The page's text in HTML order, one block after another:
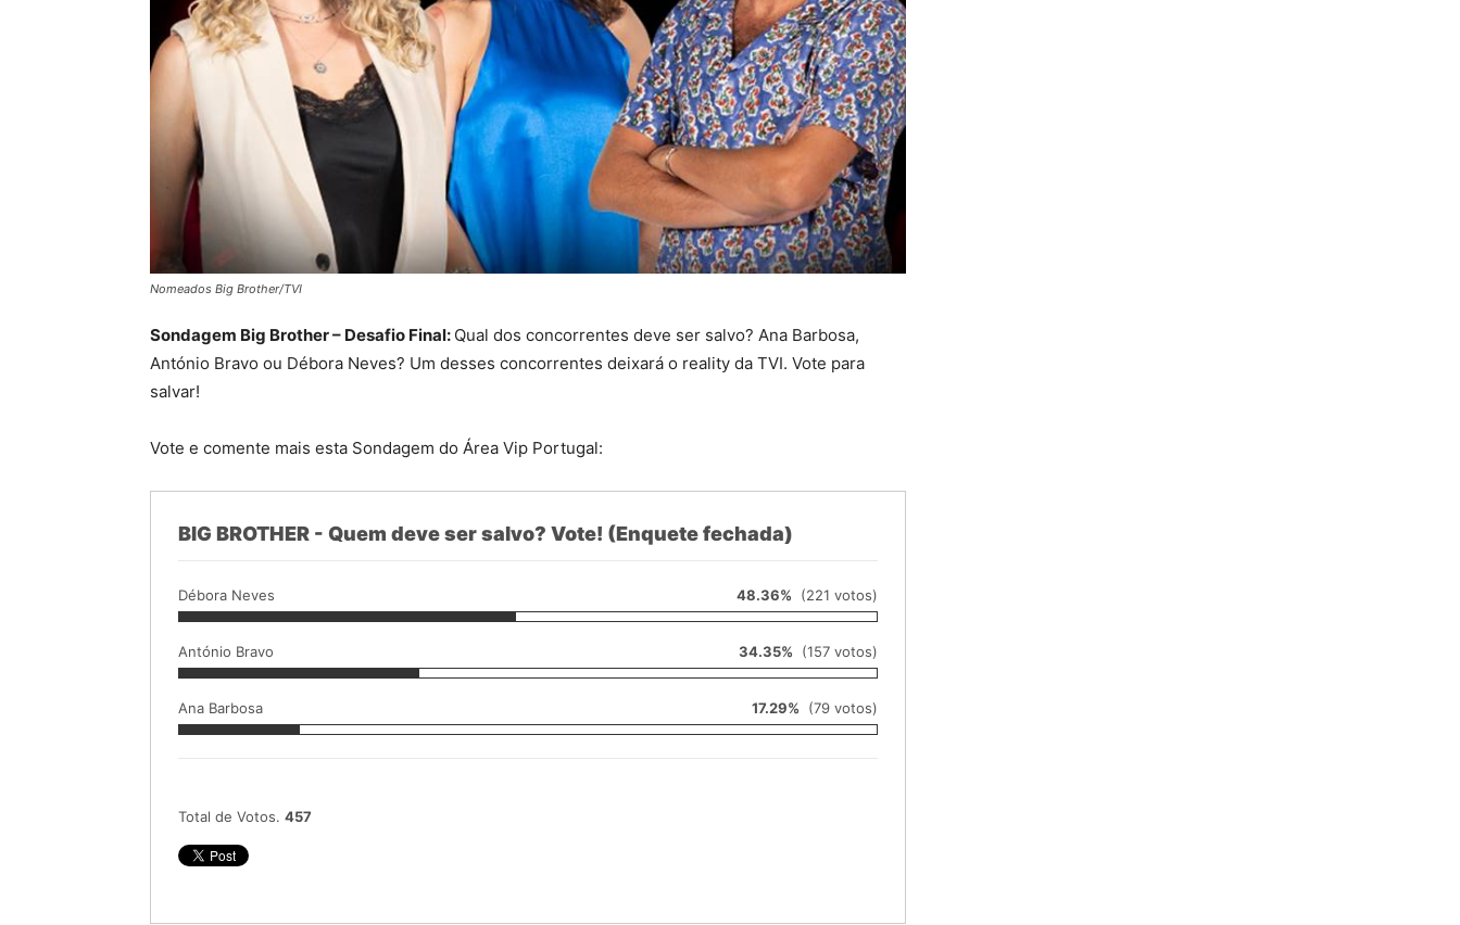
Nomeados Big Brother/TVI
Sondagem Big Brother – Desafio Final: Qual dos concorrentes deve ser salvo? Ana Barbosa,
António Bravo ou Débora Neves? Um desses concorrentes deixará o reality da TVI. Vote para
salvar!
Vote e comente mais esta Sondagem do Área Vip Portugal:
BIG BROTHER - Quem deve ser salvo? Vote! (Enquete fechada)
Débora Neves 48.36% (221 votos)
António Bravo 34.35% (157 votos)
Ana Barbosa 17.29% (79 votos)
Total de Votos. 457